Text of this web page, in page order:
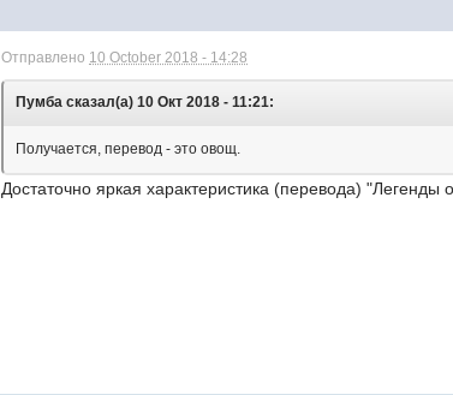
Отправлено 10 October 2018 - 14:28
Пумба сказал(а) 10 Окт 2018 - 11:21:
Получается, перевод - это овощ.
Достаточно яркая характеристика (перевода) "Легенды